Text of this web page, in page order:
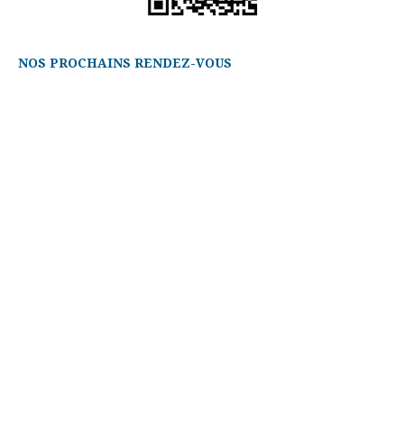
NOS PROCHAINS RENDEZ-VOUS